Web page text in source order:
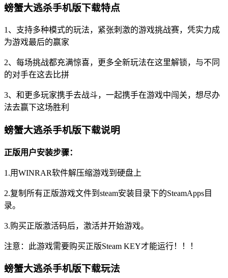
螃蟹大逃杀手机版下载特点
1、支持多种模式的玩法，紧张刺激的游戏挑战赛，凭实力成
为游戏最后的赢家
2、每场挑战都充满惊喜，更多全新玩法在这里解锁，与不同
的对手在这去比拼
3、和更多玩家携手去战斗，一起携手在游戏中闯关，想尽办
法去赢下这场胜利
螃蟹大逃杀手机版下载说明
正版用户安装步骤：
1.用WINRAR软件解压缩游戏到硬盘上
2.复制所有正版游戏文件到steam安装目录下的SteamApps目
录。
3.购买正版激活码后，激活并开始游戏。
注意：此游戏需要购买正版Steam KEY才能运行！！！
螃蟹大逃杀手机版下载玩法